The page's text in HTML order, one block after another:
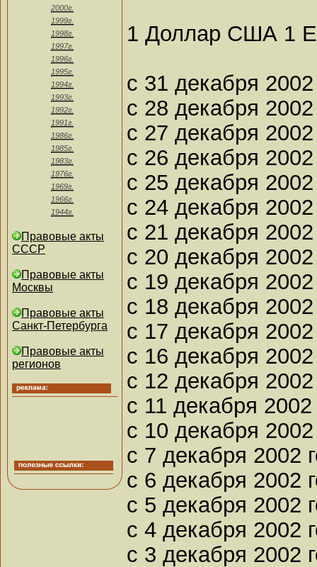
2000г.
1999г.
1998г.
1997г.
1996г.
1995г.
1994г.
1993г.
1992г.
1991г.
1986г.
1985г.
1983г.
1976г.
1969г.
1966г.
1944г.
Правовые акты
СССР
Правовые акты
Москвы
Правовые акты
Санкт-Петербурга
Правовые акты
регионов
1 Доллар США 1
с 31 декабря
с 28 декабря
с 27 декабря
с 26 декабря
с 25 декабря
с 24 декабря
с 21 декабря
с 20 декабря
с 19 декабря
с 18 декабря
с 17 декабря
с 16 декабря
с 12 декабря
с 11 декабря
с 10 декабря
с 7 декабря 2002
с 6 декабря 2002
с 5 декабря 2002
с 4 декабря 2002
с 3 декабря 2002